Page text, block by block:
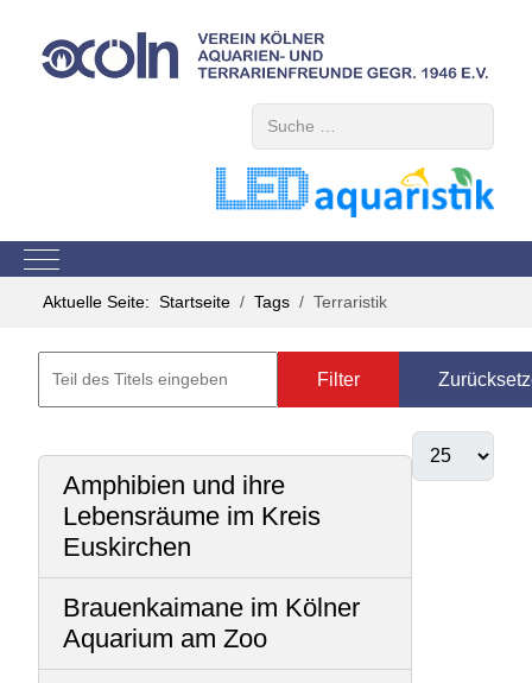
Mobile Menu Toggle
Aktuelle Seite: Startseite Tags Terraristik
Filter
Amphibien und ihre
Lebensräume im Kreis
Euskirchen
Brauenkaimane im Kölner
Aquarium am Zoo